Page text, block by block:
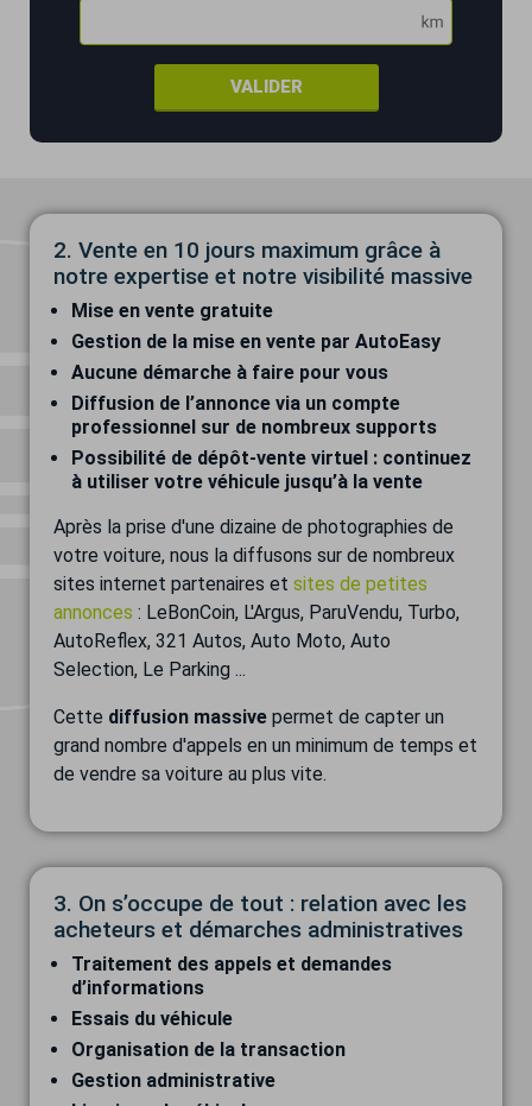
VALIDER
2. Vente en 10 jours maximum grâce à
notre expertise et notre visibilité massive
Mise en vente gratuite
Gestion de la mise en vente par AutoEasy
Aucune démarche à faire pour vous
Diffusion de l’annonce via un compte
professionnel sur de nombreux supports
Possibilité de dépôt-vente virtuel : continuez
à utiliser votre véhicule jusqu’à la vente
Après la prise d'une dizaine de photographies de
votre voiture, nous la diffusons sur de nombreux
sites internet partenaires et sites de petites
annonces : LeBonCoin, L'Argus, ParuVendu, Turbo,
AutoReflex, 321 Autos, Auto Moto, Auto
Selection, Le Parking ...
Cette diffusion massive permet de capter un
grand nombre d'appels en un minimum de temps et
de vendre sa voiture au plus vite.
3. On s’occupe de tout : relation avec les
acheteurs et démarches administratives
Traitement des appels et demandes
d’informations
Essais du véhicule
Organisation de la transaction
Gestion administrative